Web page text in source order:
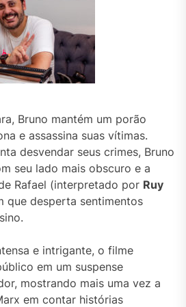
Bruno mantém um porão
e assassina suas vítimas.
desvendar seus crimes, Bruno
seu lado mais obscuro e a
Rafael (interpretado por Ruy
que desperta sentimentos
e intrigante, o filme
em um suspense
mostrando mais uma vez a
em contar histórias